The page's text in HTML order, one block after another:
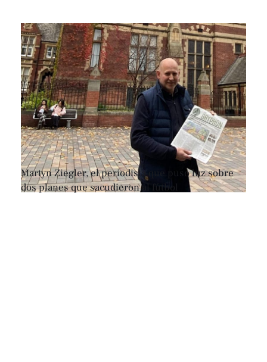
Martyn Ziegler, el periodista que puso luz sobre
dos planes que sacudieron al fútbol